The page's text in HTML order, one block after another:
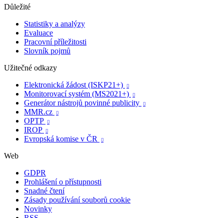
Důležité
Statistiky a analýzy
Evaluace
Pracovní příležitosti
Slovník pojmů
Užitečné odkazy
Elektronická žádost (ISKP21+)

Monitorovací systém (MS2021+) 
Generátor nástrojů povinné publicity 
MMR.cz 
OPTP 
IROP 
Evropská komise v ČR 
Web
GDPR
Prohlášení o přístupnosti
Snadné čtení
Zásady používání souborů cookie
Novinky